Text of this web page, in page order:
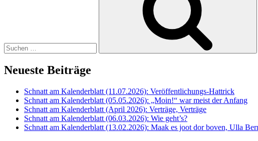
Neueste Beiträge
Schnatt am Kalenderblatt (11.07.2026): Veröffentlichungs-Hattrick
Schnatt am Kalenderblatt (05.05.2026): „Moin!“ war meist der Anfang
Schnatt am Kalenderblatt (April 2026): Verträge, Verträge
Schnatt am Kalenderblatt (06.03.2026): Wie geht’s?
Schnatt am Kalenderblatt (13.02.2026): Maak es joot dor boven, Ulla